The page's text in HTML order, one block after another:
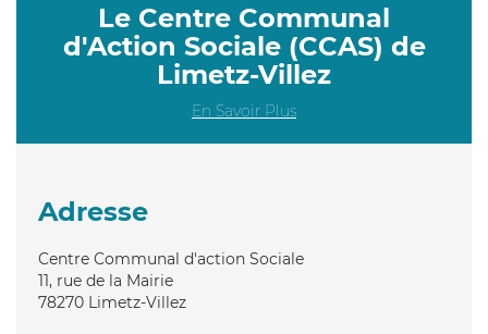
Le Centre Communal
d'Action Sociale (CCAS) de
Limetz-Villez
En Savoir Plus
Adresse
Centre Communal d'action Sociale
11, rue de la Mairie
78270 Limetz-Villez